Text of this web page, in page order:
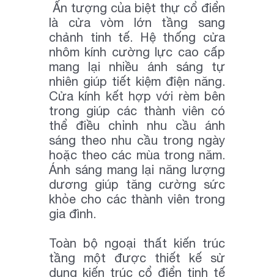
Ấn tượng của biệt thự cổ điển
là cửa vòm lớn tầng sang
chảnh tinh tế. Hệ thống cửa
nhôm kính cường lực cao cấp
mang lại nhiều ánh sáng tự
nhiên giúp tiết kiệm điện năng.
Cửa kính kết hợp với rèm bên
trong giúp các thành viên có
thể điều chỉnh nhu cầu ánh
sáng theo nhu cầu trong ngày
hoặc theo các mùa trong năm.
Ánh sáng mang lại năng lượng
dương giúp tăng cường sức
khỏe cho các thành viên trong
gia đình.
Toàn bộ ngoại thất kiến trúc
tầng một được thiết kế sử
dụng kiến trúc cổ điển tinh tế